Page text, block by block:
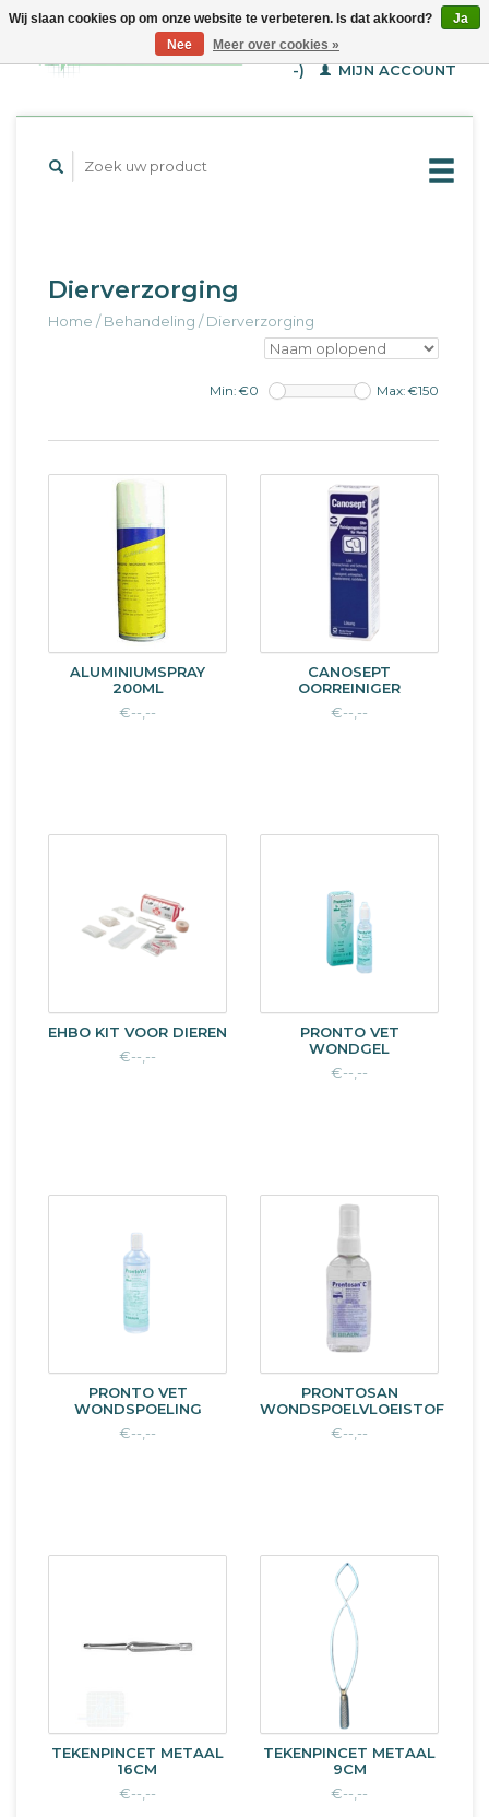
WINKELWAGEN (€--,-
-)
MIJN ACCOUNT
Dierverzorging
Home /Behandeling /Dierverzorging
Min: €0 Max: €150
ALUMINIUMSPRAY
200ML
€--,--
CANOSEPT
OORREINIGER
€--,--
EHBO KIT VOOR DIEREN
€--,--
PRONTO VET
WONDGEL
€--,--
PRONTO VET
WONDSPOELING
€--,--
PRONTOSAN
WONDSPOELVLOEISTOF
€--,--
TEKENPINCET METAAL
16CM
€--,--
TEKENPINCET METAAL
9CM
€--,--
Wij slaan cookies op om onze website te verbeteren. Is dat akkoord?
Ja
Nee
Meer over cookies »